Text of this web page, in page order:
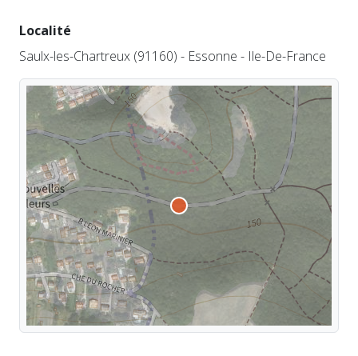
Localité
Saulx-les-Chartreux (91160) - Essonne - Ile-De-France